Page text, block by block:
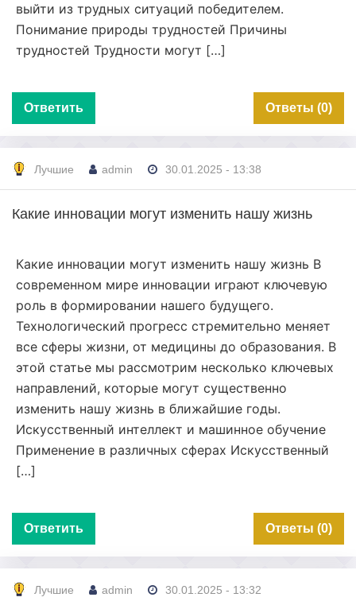
выйти из трудных ситуаций победителем.
Понимание природы трудностей Причины
трудностей Трудности могут […]
Ответить Ответы (0)
Лучшие admin 30.01.2025 - 13:38
Какие инновации могут изменить нашу жизнь
Какие инновации могут изменить нашу жизнь В
современном мире инновации играют ключевую
роль в формировании нашего будущего.
Технологический прогресс стремительно меняет
все сферы жизни, от медицины до образования. В
этой статье мы рассмотрим несколько ключевых
направлений, которые могут существенно
изменить нашу жизнь в ближайшие годы.
Искусственный интеллект и машинное обучение
Применение в различных сферах Искусственный
[…]
Ответить Ответы (0)
Лучшие admin 30.01.2025 - 13:32